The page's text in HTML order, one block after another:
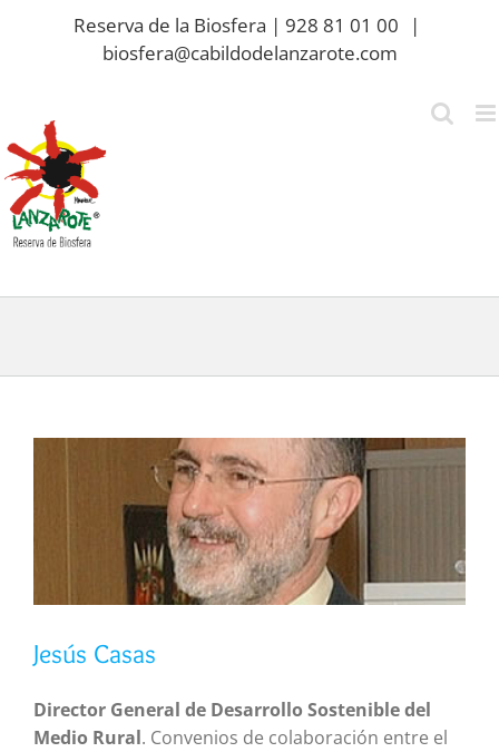
Reserva de la Biosfera | 928 81 01 00
|
biosfera@cabildodelanzarote.com
Jesús Casas
Director General de Desarrollo Sostenible del
Medio Rural. Convenios de colaboración entre el